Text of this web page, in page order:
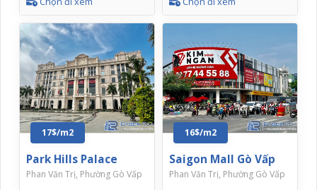
17$/m2
Park Hills Palace
Phan Văn Trị, Phường Gò Vấp
16$/m2
Saigon Mall Gò Vấp
Phan Văn Trị, Phường Gò Vấp